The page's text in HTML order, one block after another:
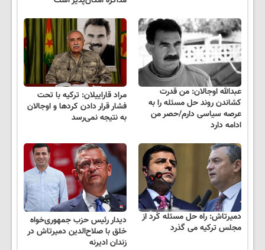
عبدالله اوجالان: من قدرت
کشاندن روند حل مسئله را به
عرصه سیاسی دارم/حصر من
ادامه دارد
مراد قاراییلان: ترکیه با تحت
فشار قرار دادن کردها و اوجالان
به نتیجه نمی‌رسد
دمیرتاش: راه حل مسئله کُرد از
مجلس ترکیه می گذرد
دیدار رئیس حزب جمهوری‌خواه
خلق با صلاح‌الدین دمیرتاش در
زندان ادیرنه